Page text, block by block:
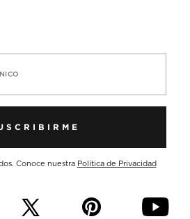
Conoce nuestra Política de Privacidad
p y